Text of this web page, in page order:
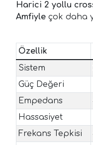
Harici 2 yollu
Amfiyle çok daha
Özellik
Sistem
Güç Değeri
Empedans
Hassasiyet
Frekans Tepkisi